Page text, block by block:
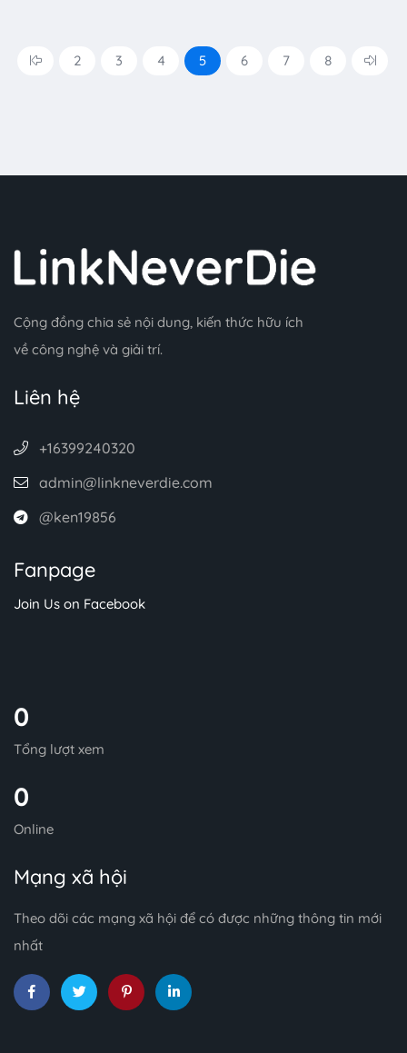
2 3 4 5 6 7 8
Cộng đồng chia sẻ nội dung, kiến thức hữu ích
về công nghệ và giải trí.
Liên hệ
+16399240320
admin@linkneverdie.com
@ken19856
Fanpage
Join Us on Facebook
0
Tổng lượt xem
0
Online
Mạng xã hội
Theo dõi các mạng xã hội để có được những thông tin mới
nhất